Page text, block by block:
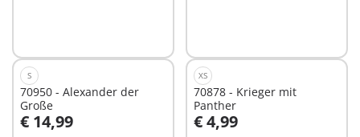
S
70950 - Alexander der
Große
€ 14,99
In den Warenkorb
XS
70878 - Krieger mit
Panther
€ 4,99
In den Warenkorb